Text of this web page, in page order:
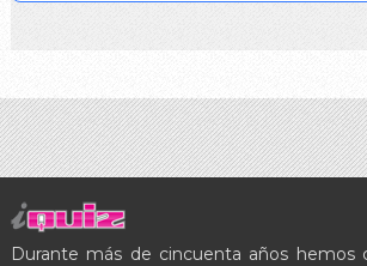
Durante más de cincuenta años hemos